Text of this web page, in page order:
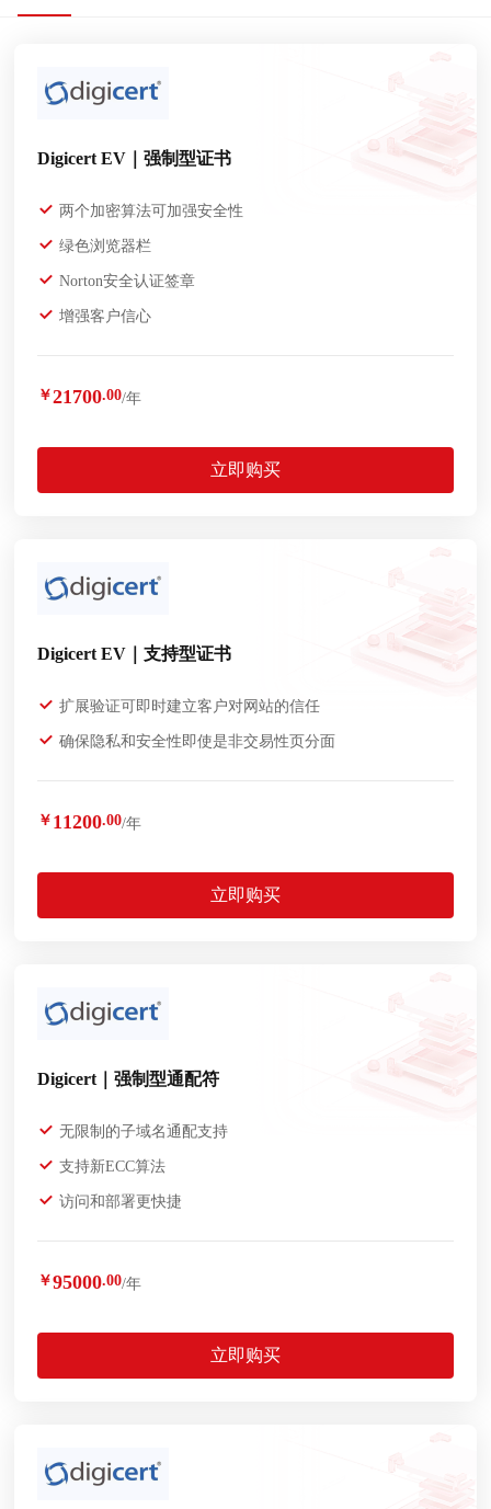
Digicert EV｜强制型证书
两个加密算法可加强安全性
绿色浏览器栏
Norton安全认证签章
增强客户信心
￥21700.00/年
立即购买
Digicert EV｜支持型证书
扩展验证可即时建立客户对网站的信任
确保隐私和安全性即使是非交易性页分面
￥ 11200.00/年
立即购买
Digicert｜强制型通配符
无限制的子域名通配支持
支持新ECC算法
访问和部署更快捷
￥95000.00/年
立即购买